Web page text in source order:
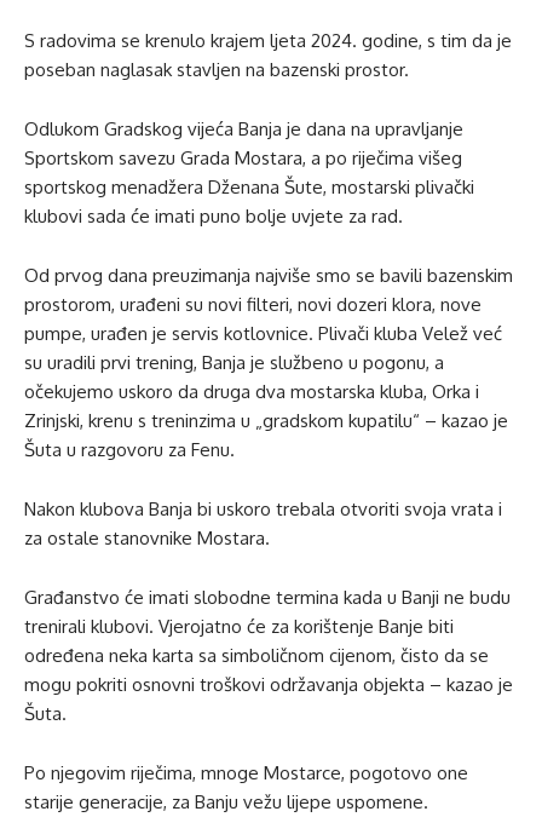
S radovima se krenulo krajem ljeta 2024. godine, s tim da je
poseban naglasak stavljen na bazenski prostor.
Odlukom Gradskog vijeća Banja je dana na upravljanje
Sportskom savezu Grada Mostara, a po riječima višeg
sportskog menadžera Dženana Šute, mostarski plivački
klubovi sada će imati puno bolje uvjete za rad.
Od prvog dana preuzimanja najviše smo se bavili bazenskim
prostorom, urađeni su novi filteri, novi dozeri klora, nove
pumpe, urađen je servis kotlovnice. Plivači kluba Velež već
su uradili prvi trening, Banja je službeno u pogonu, a
očekujemo uskoro da druga dva mostarska kluba, Orka i
Zrinjski, krenu s treninzima u „gradskom kupatilu“ – kazao je
Šuta u razgovoru za Fenu.
Nakon klubova Banja bi uskoro trebala otvoriti svoja vrata i
za ostale stanovnike Mostara.
Građanstvo će imati slobodne termina kada u Banji ne budu
trenirali klubovi. Vjerojatno će za korištenje Banje biti
određena neka karta sa simboličnom cijenom, čisto da se
mogu pokriti osnovni troškovi održavanja objekta – kazao je
Šuta.
Po njegovim riječima, mnoge Mostarce, pogotovo one
starije generacije, za Banju vežu lijepe uspomene.